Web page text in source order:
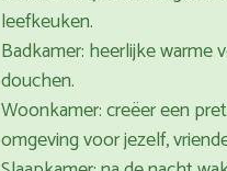
leefkeuken.
Badkamer: heerlijke warme
douchen.
Woonkamer: creëer een
omgeving voor jezelf,